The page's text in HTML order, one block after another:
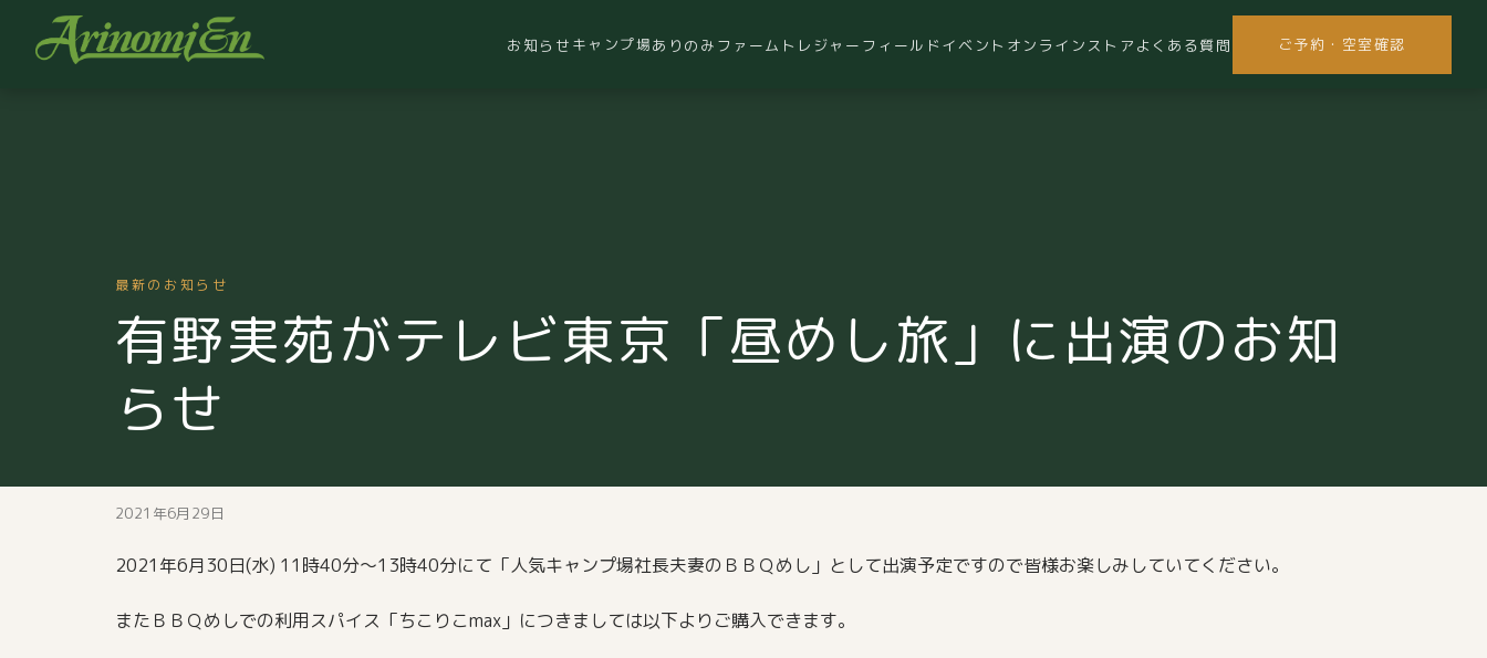
お知らせ キャンプ場ありのみファーム トレジャーフィールド イベント オンラインストア よくある質問 ご予約・空室確認
最新のお知らせ
有野実苑がテレビ東京「昼めし旅」に出演のお知
らせ
2021年6月29日
2021年6月30日(水) 11時40分～13時40分にて「人気キャンプ場社長夫妻のＢＢＱめし」として出演予定ですので皆様お楽しみしていてください。
またＢＢＱめしでの利用スパイス「ちこりこmax」につきましては以下よりご購入できます。